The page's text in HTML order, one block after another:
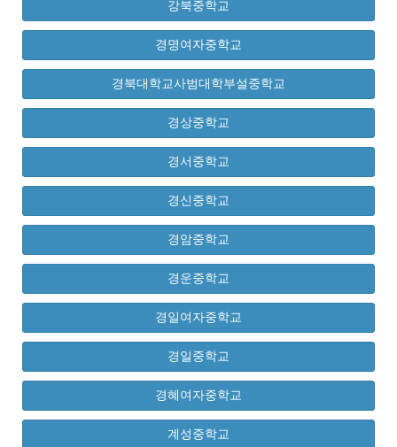
강북중학교
경명여자중학교
경북대학교사범대학부설중학교
경상중학교
경서중학교
경신중학교
경암중학교
경운중학교
경일여자중학교
경일중학교
경혜여자중학교
계성중학교